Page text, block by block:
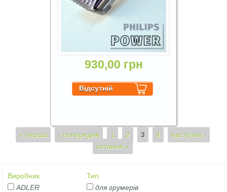
930,00 грн
Сторінки
« перша ‹ попередня 1 2 3 4
наступна ›
остання »
Виробник
ADLER
Тип
для грумерів